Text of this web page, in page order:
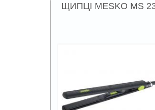
ЩИПЦІ MESKO MS